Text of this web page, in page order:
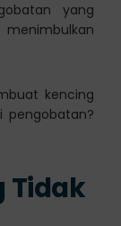
yang
kencing
pengobatan?
Tidak